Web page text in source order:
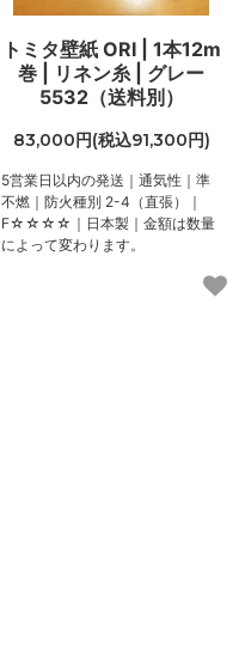
トミタ壁紙 ORI | 1本12m
巻 | リネン糸 | グレー
5532（送料別）
83,000円(税込91,300円)
5営業日以内の発送｜通気性｜準
不燃｜防火種別 2-4（直張）｜
F☆☆☆☆｜日本製｜金額は数量
によって変わります。